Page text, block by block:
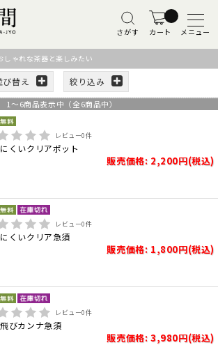
さがす カート メニュー
ゃれな茶器と楽しみたい
び替え 絞り込み
1 ～6商品表示中（全6商品中）
レビュー0件
くいクリアポット
販売価格: 2,200円(税込)
レビュー0件
くいクリア急須
販売価格: 1,800円(税込)
レビュー0件
びカンナ急須
販売価格: 3,980円(税込)